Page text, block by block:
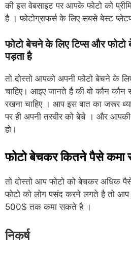
की इस वेबसाइट पर आपके फोटो को
है । फोटोग्राफर्स के लिए सबसे बेस्ट
फोटो बेचने के लिए टिप्स और फोटो
पड़ता है
तो दोस्तो आपको अपनी फोटो बेचने के
चाहिए। आइए जानते है की वो कौन कौन
रखना चाहिए । आप इस बात का जरूर
पर ही अपनी तस्वीर को बेचे । और आपकी
हो।
फोटो बेचकर कितने पैसे
तो दोस्तो आप फोटो को बेचकर अधिक
फोटो को लोग पसंद करने लगते है तो
500$ तक कमा सकते है ।
निकर्ष